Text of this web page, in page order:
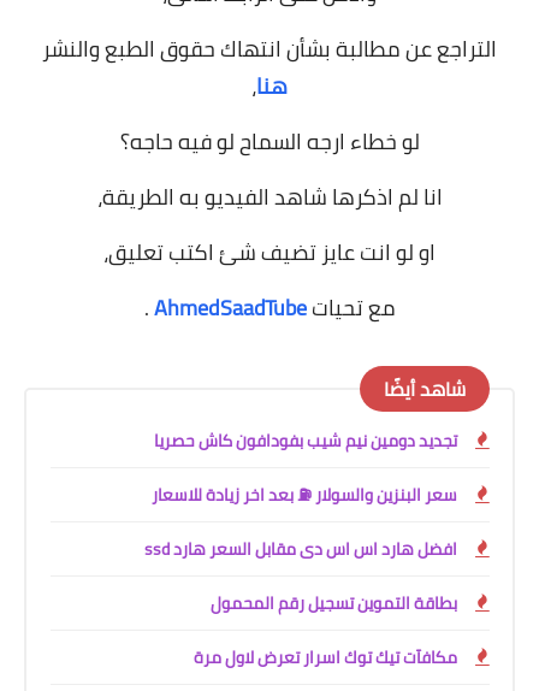
التراجع عن مطالبة بشأن انتهاك حقوق الطبع والنشر
هنا،
لو خطاء ارجه السماح لو فيه حاجه؟
انا لم اذكرها شاهد الفيديو به الطريقة،
او لو انت عايز تضيف شئ اكتب تعليق،
مع تحياتAhmedSaadTube
.
شاهد أيضًا
تجديد دومين نيم شيب بفودافون كاش حصريا
سعر البنزين والسولار ⛽ بعد اخر زيادة للاسعار
افضل هارد اس اس دى مقابل السعر هارد ssd
بطاقة التموين تسجيل رقم المحمول
مكافآت تيك توك اسرار تعرض لاول مرة